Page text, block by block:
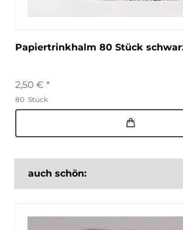
Papiertrinkhalm 80 Stück
2,50 € *
80 Stück
auch schön: